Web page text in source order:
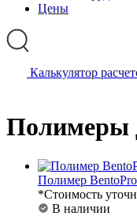
Цены
Калькулятор
Полимеры
Полимер
*Стоимость
В наличии